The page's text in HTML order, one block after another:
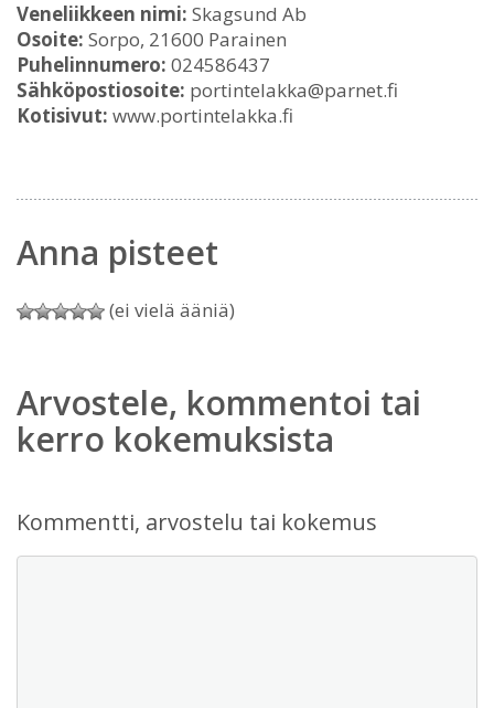
Veneliikkeen nimi: Skagsund Ab
Osoite: Sorpo, 21600 Parainen
Puhelinnumero: 024586437
Sähköpostiosoite: portintelakka@parnet.fi
Kotisivut: www.portintelakka.fi
Anna pisteet
(ei vielä ääniä)
Arvostele, kommentoi tai
kerro kokemuksista
Kommentti, arvostelu tai kokemus